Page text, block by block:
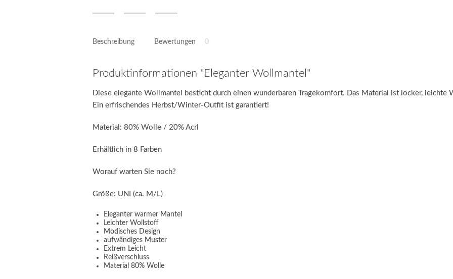
Beschreibung Bewertungen 0
Produktinformationen "Eleganter Wollmantel"
Diese elegante Wollmantel besticht durch einen wunderbaren Tragekomfort. Das Material ist locker, leichte
Ein erfrischendes Herbst/Winter-Outfit ist garantiert!
Material: 80% Wolle / 20% Acrl
Erhältlich in 8 Farben
Worauf warten Sie noch?
Größe: UNI (ca. M/L)
Eleganter warmer Mantel
Leichter Wollstoff
Modisches Design
aufwändiges Muster
Extrem Leicht
Reißverschluss
Material 80% Wolle